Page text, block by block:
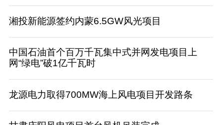
湘投新能源签约内蒙6.5GW风光项目
中国石油首个百万千瓦集中式并网发电项目上
网“绿电”破1亿千瓦时
龙源电力取得700MW海上风电项目开发路条